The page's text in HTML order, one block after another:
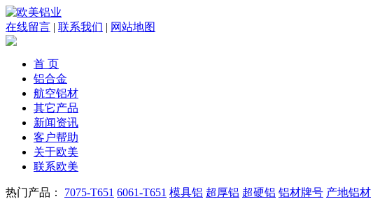
在线留言 | 联系我们 | 网站地图
首 页
铝合金
航空铝材
其它产品
新闻资讯
客户帮助
关于欧美
联系欧美
热门产品： 7075-T651 6061-T651 模具铝 超厚铝 超硬铝 铝材牌号 产地铝材